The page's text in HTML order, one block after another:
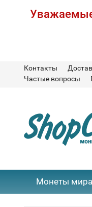
Уважаемые
Контакты
Частые вопросы
Монеты мира